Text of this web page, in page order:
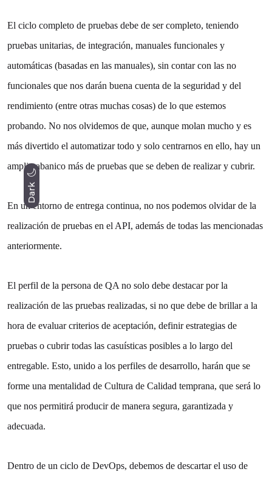
Dark
El ciclo completo de pruebas debe de ser completo, teniendo
pruebas unitarias, de integración, manuales funcionales y
automáticas (basadas en las manuales), sin contar con las no
funcionales que nos darán buena cuenta de la seguridad y del
rendimiento (entre otras muchas cosas) de lo que estemos
probando. No nos olvidemos de que, aunque molan mucho y es
más divertido el automatizar todo y solo centrarnos en ello, hay un
amplio abanico más de pruebas que se deben de realizar y cubrir.
En un entorno de entrega continua, no nos podemos olvidar de la
realización de pruebas en el API, además de todas las mencionadas
anteriormente.
El perfil de la persona de QA no solo debe destacar por la
realización de las pruebas realizadas, si no que debe de brillar a la
hora de evaluar criterios de aceptación, definir estrategias de
pruebas o cubrir todas las casuísticas posibles a lo largo del
entregable. Esto, unido a los perfiles de desarrollo, harán que se
forme una mentalidad de Cultura de Calidad temprana, que será lo
que nos permitirá producir de manera segura, garantizada y
adecuada.
Dentro de un ciclo de DevOps, debemos de descartar el uso de